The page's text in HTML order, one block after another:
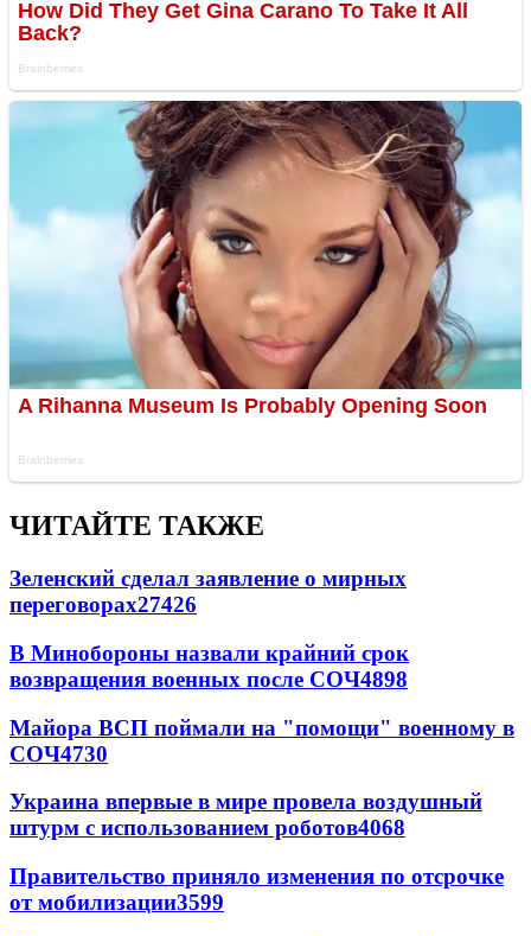
ЧИТАЙТЕ ТАКЖЕ
Зеленский сделал заявление о мирных
переговорах27426
В Минобороны назвали крайний срок
возвращения военных после СОЧ4898
Майора ВСП поймали на "помощи" военному в
СОЧ4730
Украина впервые в мире провела воздушный
штурм с использованием роботов4068
Правительство приняло изменения по отсрочке
от мобилизации3599